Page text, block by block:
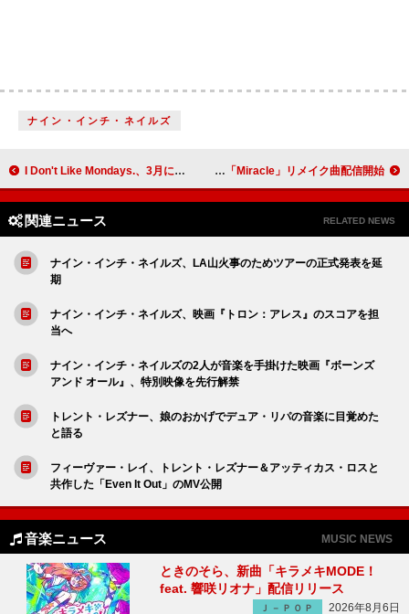
ナイン・インチ・ネイルズ
I Don't Like Mondays.、3月にビルボードライブ東京＆大阪公演決定 NCT WISH、清涼感あふれる姿でSUPER JUNIOR「Miracle」リメイク曲配信開始
関連ニュース RELATED NEWS
ナイン・インチ・ネイルズ、LA山火事のためツアーの正式発表を延
期
ナイン・インチ・ネイルズ、映画『トロン：アレス』のスコアを担
当へ
ナイン・インチ・ネイルズの2人が音楽を手掛けた映画『ボーンズ
アンド オール』、特別映像を先行解禁
トレント・レズナー、娘のおかげでデュア・リパの音楽に目覚めた
と語る
フィーヴァー・レイ、トレント・レズナー＆アッティカス・ロスと
共作した「Even It Out」のMV公開
音楽ニュース MUSIC NEWS
ときのそら、新曲「キラメキMODE！
feat. 響咲リオナ」配信リリース
Ｊ－ＰＯＰ 2026年8月6日